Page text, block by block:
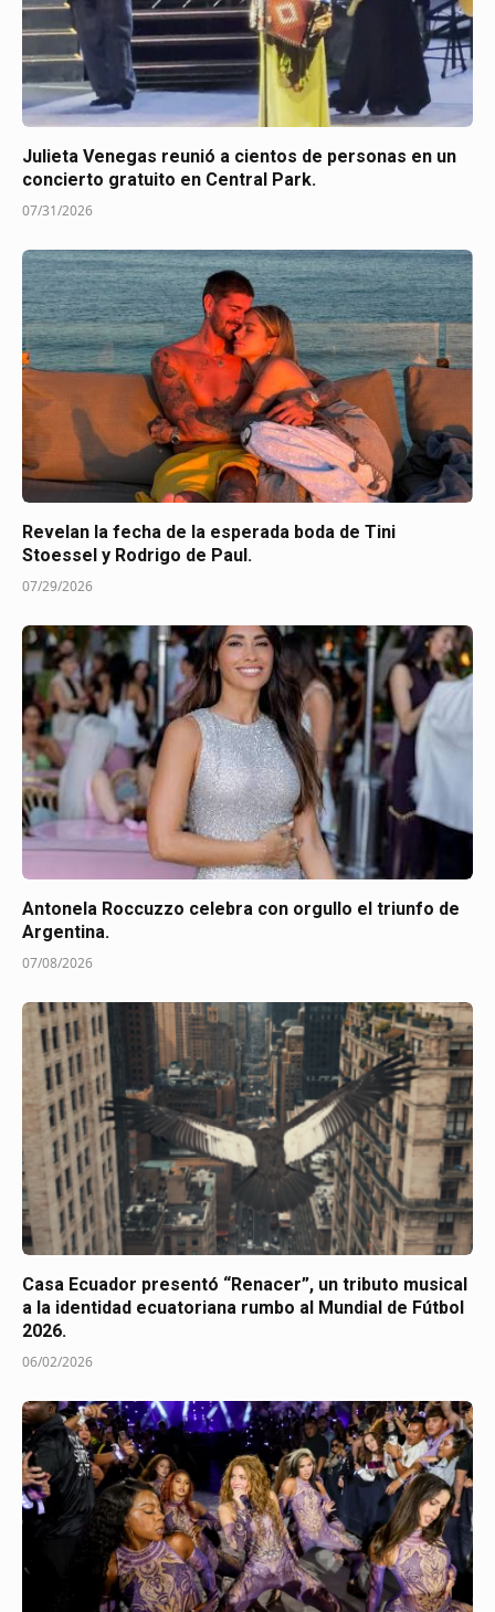
Julieta Venegas reunió a cientos de personas en un
concierto gratuito en Central Park.
07/31/2026
Revelan la fecha de la esperada boda de Tini
Stoessel y Rodrigo de Paul.
07/29/2026
Antonela Roccuzzo celebra con orgullo el triunfo de
Argentina.
07/08/2026
Casa Ecuador presentó “Renacer”, un tributo musical
a la identidad ecuatoriana rumbo al Mundial de Fútbol
2026.
06/02/2026